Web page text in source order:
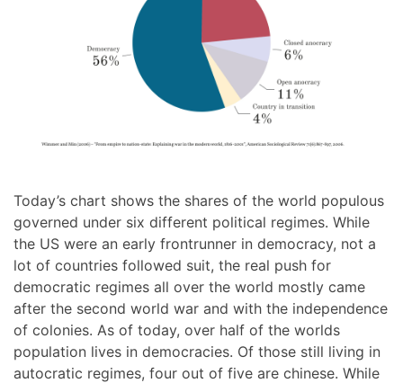
Today’s chart shows the shares of the world populous
governed under six different political regimes. While
the US were an early frontrunner in democracy, not a
lot of countries followed suit, the real push for
democratic regimes all over the world mostly came
after the second world war and with the independence
of colonies. As of today, over half of the worlds
population lives in democracies. Of those still living in
autocratic regimes, four out of five are chinese. While